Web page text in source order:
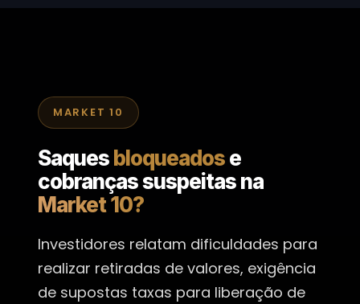
MARKET 10
Saquesbloqueadose
cobranças suspeitas na
Market 10?
Investidores relatam dificuldades para
realizar retiradas de valores, exigência
de supostas taxas para liberação de